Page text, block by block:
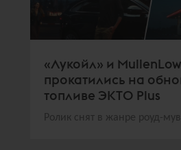
«Лукойл» и
прокатились на
топливе ЭКТО Plus
Ролик снят в жанре роуд-